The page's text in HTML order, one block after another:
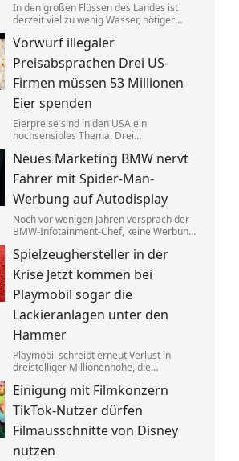
In den großen Flüssen des Landes ist
derzeit viel zu wenig Wasser, nötiger
Steffen Bilger lädt nun zum
Krisengespräch. Industrie- und
Schifffahrtsverbände haben vorab klare
Forderungen.
Vorwurf illegaler
Preisabsprachen Drei US-
Firmen müssen 53 Millionen
Eier spenden
Eierpreise sind in den USA ein
hochsensibles Thema. Drei
sich dabei illegalerweise abgesprochen
zu haben. Sie einigten sich mit der Justiz –
und liefern jetzt im großen Stil.
Neues Marketing BMW nervt
Fahrer mit Spider-Man-
Werbung auf Autodisplay
Noch vor wenigen Jahren versprach der
BMW-Infotainment-Chef, keine Werbung
bestimmte Modelle einen Clip für einen
neuen Film. BMW sagt, das sei gar keine
Werbung.
Spielzeughersteller in der
Krise Jetzt kommen bei
Playmobil sogar die
Lackieranlagen unter den
Hammer
Playmobil schreibt erneut Verlust in
dreistelliger Millionenhöhe, die
Vorzeigeunternehmens wandert ins
Ausland. Getrieben wird die Krise auch
von eklatantem Missmanagement.
Einigung mit Filmkonzern
TikTok-Nutzer dürfen
Filmausschnitte von Disney
nutzen